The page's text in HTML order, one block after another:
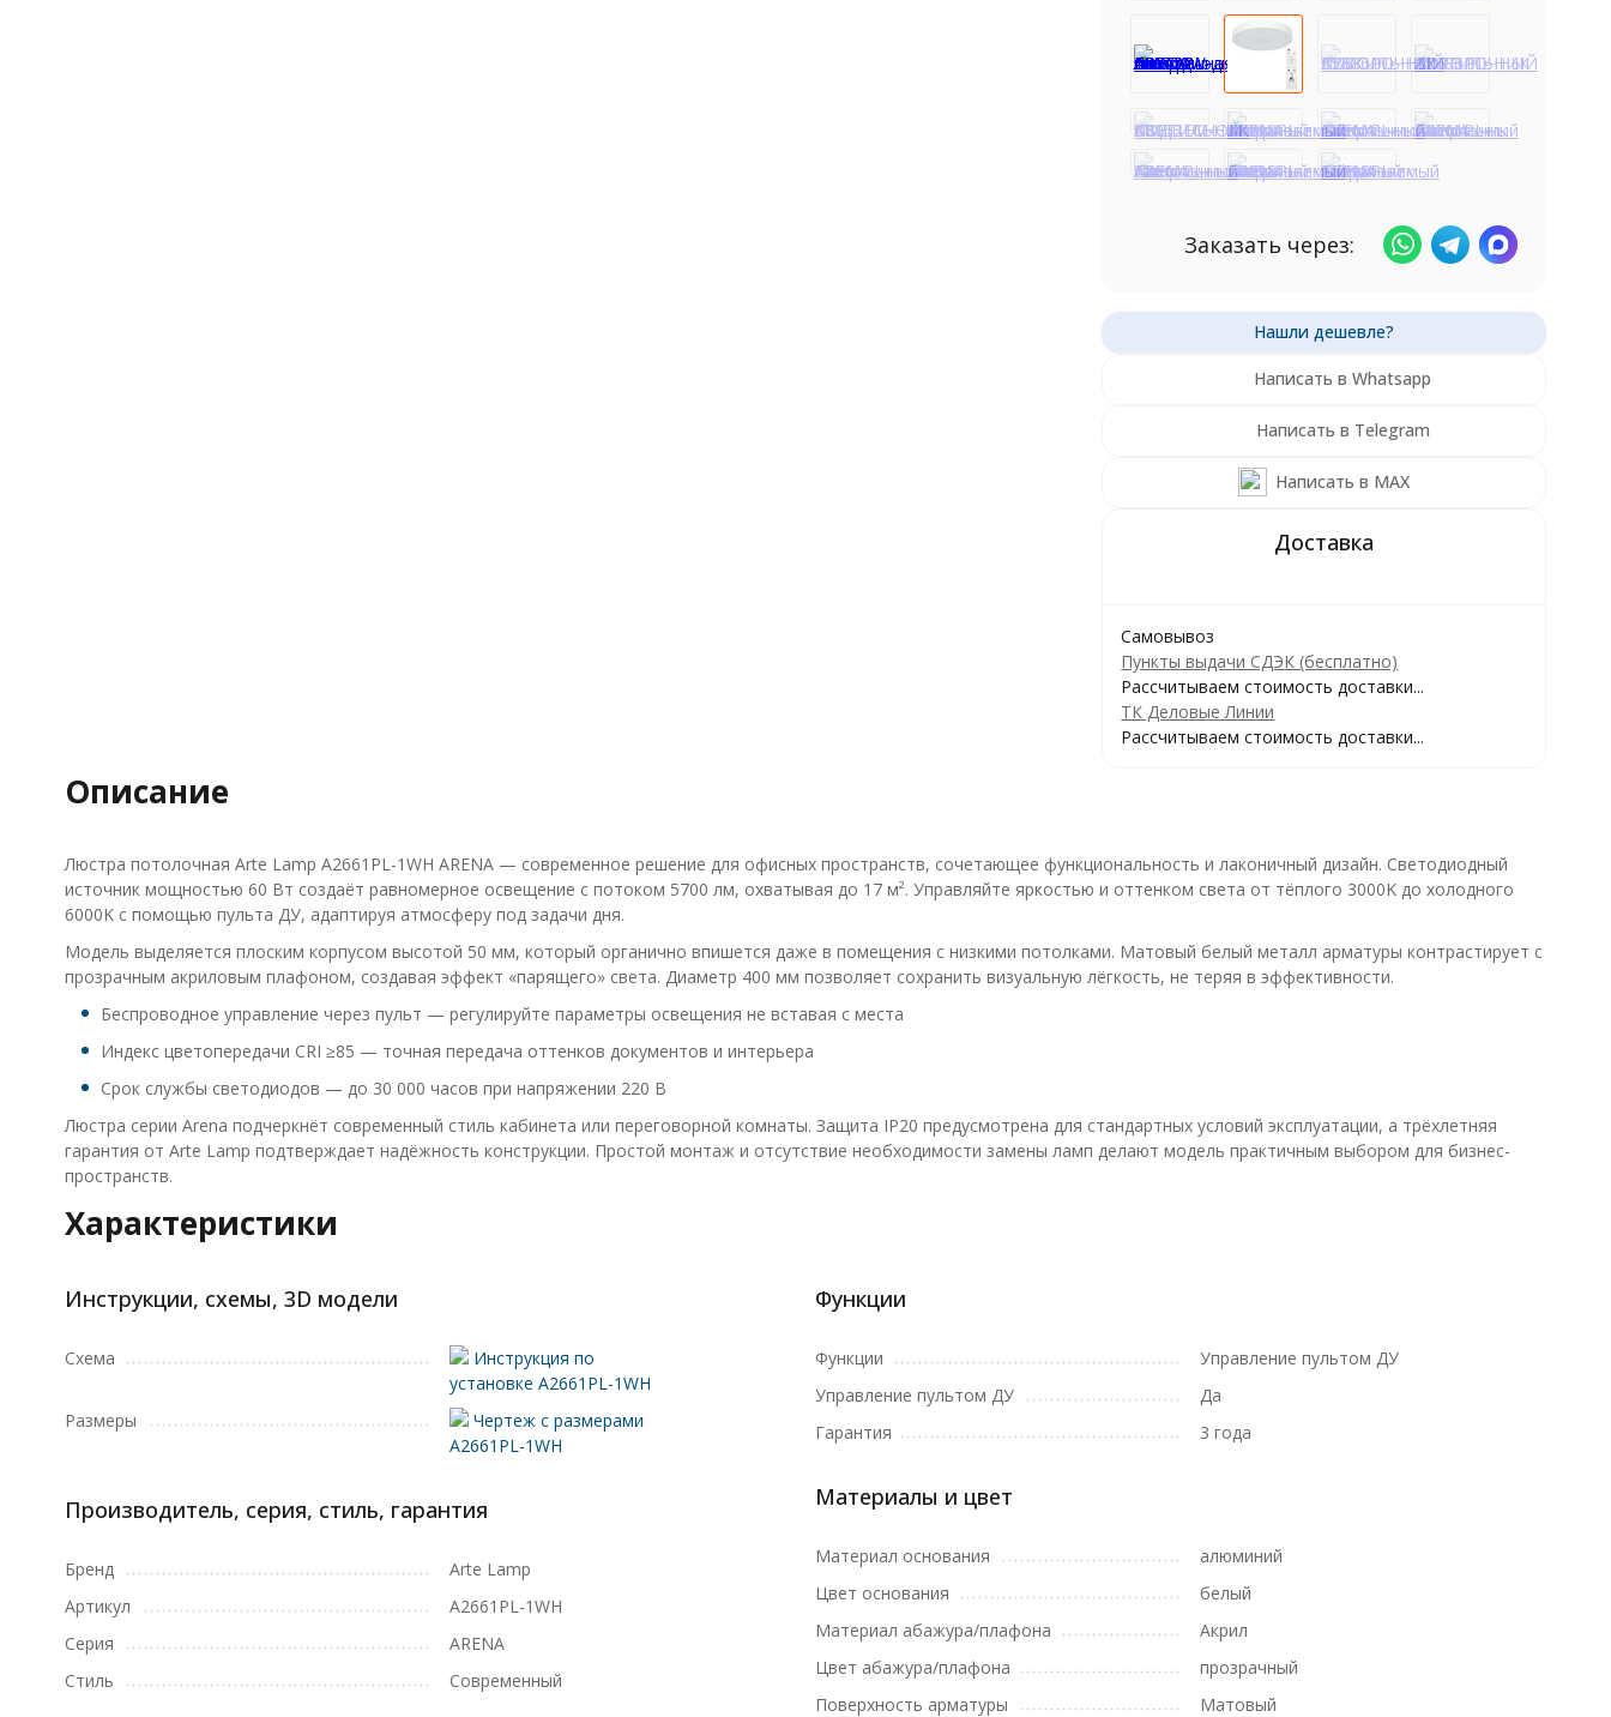
Заказать через:
Написать в Whatsapp
Написать в Telegram
Написать в MAX
Самовывоз
Пункты выдачи СДЭК (бесплатно)
Рассчитываем стоимость доставки...
ТК Деловые Линии
Рассчитываем стоимость доставки...
Описание
Люстра потолочная Arte Lamp A2661PL-1WH ARENA — современное решение для офисных пространств, сочетающее функциональность и лаконичный дизайн. Светодиодный
источник мощностью 60 Вт создаёт равномерное освещение с потоком 5700 лм, охватывая до 17 м². Управляйте яркостью и оттенком света от тёплого 3000K до холодного
6000K с помощью пульта ДУ, адаптируя атмосферу под задачи дня.
Модель выделяется плоским корпусом высотой 50 мм, который органично впишется даже в помещения с низкими потолками. Матовый белый металл арматуры контрастирует с
прозрачным акриловым плафоном, создавая эффект «парящего» света. Диаметр 400 мм позволяет сохранить визуальную лёгкость, не теряя в эффективности.
Беспроводное управление через пульт — регулируйте параметры освещения не вставая с места
Индекс цветопередачи CRI ≥85 — точная передача оттенков документов и интерьера
Срок службы светодиодов — до 30 000 часов при напряжении 220 В
Люстра серии Arena подчеркнёт современный стиль кабинета или переговорной комнаты. Защита IP20 предусмотрена для стандартных условий эксплуатации, а трёхлетняя
гарантия от Arte Lamp подтверждает надёжность конструкции. Простой монтаж и отсутствие необходимости замены ламп делают модель практичным выбором для бизнес-
пространств.
Характеристики
Инструкции, схемы, 3D модели
Схема
Инструкция по
установке A2661PL-1WH
Размеры
Чертеж с размерами
A2661PL-1WH
Производитель, серия, стиль, гарантия
Бренд
Arte Lamp
Артикул
A2661PL-1WH
Серия
ARENA
Стиль
Современный
Функции
Функции
Управление пультом ДУ
Управление пультом ДУ
Да
Гарантия
3 года
Материалы и цвет
Материал основания
алюминий
Цвет основания
белый
Материал абажура/плафона
Акрил
Цвет абажура/плафона
прозрачный
Поверхность арматуры
Матовый